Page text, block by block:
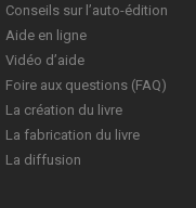
Conseils sur l’auto-édition
Aide en ligne
Vidéo d’aide
Foire aux questions (FAQ)
La création du livre
La fabrication du livre
La diffusion